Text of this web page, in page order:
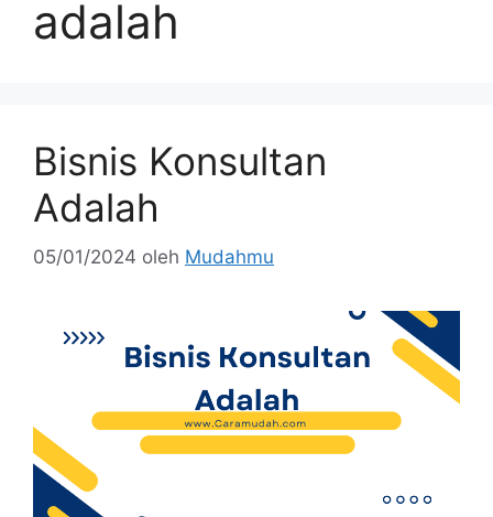
adalah
Bisnis Konsultan
Adalah
05/01/2024 oleh Mudahmu